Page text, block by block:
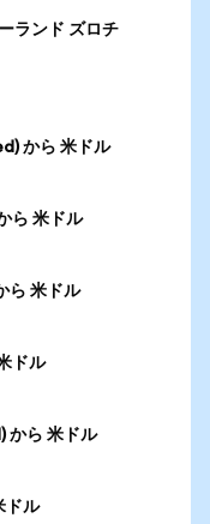
ランド ズロチ
から 米ドル
ら 米ドル
ら 米ドル
ドル
ら 米ドル
ドル